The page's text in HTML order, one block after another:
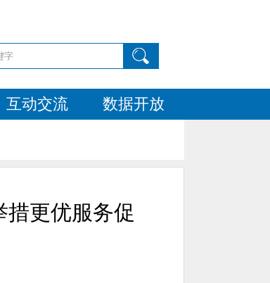
互动交流 数据开放
更优服务促